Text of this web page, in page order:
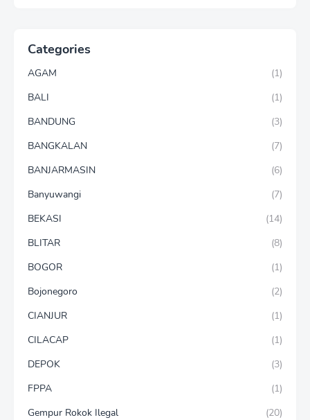
Categories
AGAM
(1)
BALI
(1)
BANDUNG
(3)
BANGKALAN
(7)
BANJARMASIN
(6)
Banyuwangi
(7)
BEKASI
(14)
BLITAR
(8)
BOGOR
(1)
Bojonegoro
(2)
CIANJUR
(1)
CILACAP
(1)
DEPOK
(3)
FPPA
(1)
Gempur Rokok Ilegal
(20)